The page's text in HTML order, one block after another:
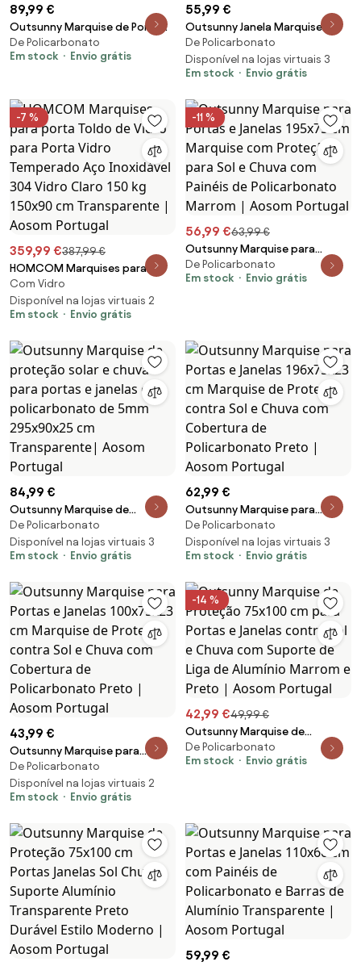
89,99 €
Outsunny Marquise de Porta
Teto Marquise em
Policarbonato Marquise de
Aosom Portugal
De Policarbonato
Em stock
Envio grátis
55,99 €
Outsunny Janela Marquise
195x80cm Marquise com
Proteção para Sol e Chuva com
Painéis de Policarbonato
De Policarbonato
Disponível na lojas virtuais 3
Em stock
Envio grátis
-7 %
359,99 €387,99 €
HOMCOM Marquises para
porta Toldo de Vidro para
Porta Vidro Temperado Aço
Inoxidável 304 Vidro Claro 150
Aosom Portugal
Com Vidro
Disponível na lojas virtuais 2
Em stock
Envio grátis
-11 %
56,99 €63,99 €
Outsunny Marquise para
Portas e Janelas 195x75 cm
Marquise com Proteção para
De Policarbonato
Em stock
Envio grátis
84,99 €
Outsunny Marquise de
proteção solar e chuva para
portas e janelas de
policarbonato de 5mm
Aosom Portugal
De Policarbonato
Disponível na lojas virtuais 3
Em stock
Envio grátis
62,99 €
Outsunny Marquise para
Portas e Janelas 196x75x23 cm
Marquise de Proteção contra
Sol e Chuva com Cobertura de
Portugal
De Policarbonato
Disponível na lojas virtuais 3
Em stock
Envio grátis
43,99 €
Outsunny Marquise para
Portas e Janelas 100x75x23 cm
Marquise de Proteção contra
Sol e Chuva com Cobertura de
Portugal
De Policarbonato
Disponível na lojas virtuais 2
Em stock
Envio grátis
-14 %
42,99 €49,99 €
Outsunny Marquise de
Proteção 75x100 cm para
Portas e Janelas contra Sol e
De Policarbonato
Em stock
Envio grátis
59,99 €